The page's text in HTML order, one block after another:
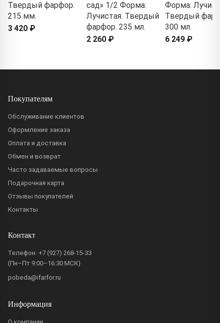
Твердый фарфор.
215 мм.
3 420 ₽
сад» 1/2 Форма:
Лучистая. Твердый
фарфор. 235 мл.
2 260 ₽
Форма:
Твердый
300 мл.
6 249 ₽
Покупателям
Обслуживание клиентов
Оформление заказа
Оплата и доставка
Обмен и возврат
Часто задаваемые вопросы
Подарочная карта
Отзывы покупателей
Контакты
Контакт
Телефон: +7 (927) 268-15-33
(Пн–Пт 9:00–16:30 МСК)
pobeda@ifarfor.ru
Информация